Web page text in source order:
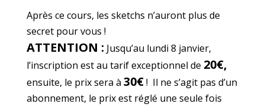
Après ce cours, les sketchs n’auront plus de
secret pour vous !
ATTENTION : Jusqu’au lundi 8 janvier,
l’inscription est au tarif exceptionnel de 20€,
ensuite, le prix sera à 30€! Il ne s’agit pas d’un
abonnement, le prix est réglé une seule fois